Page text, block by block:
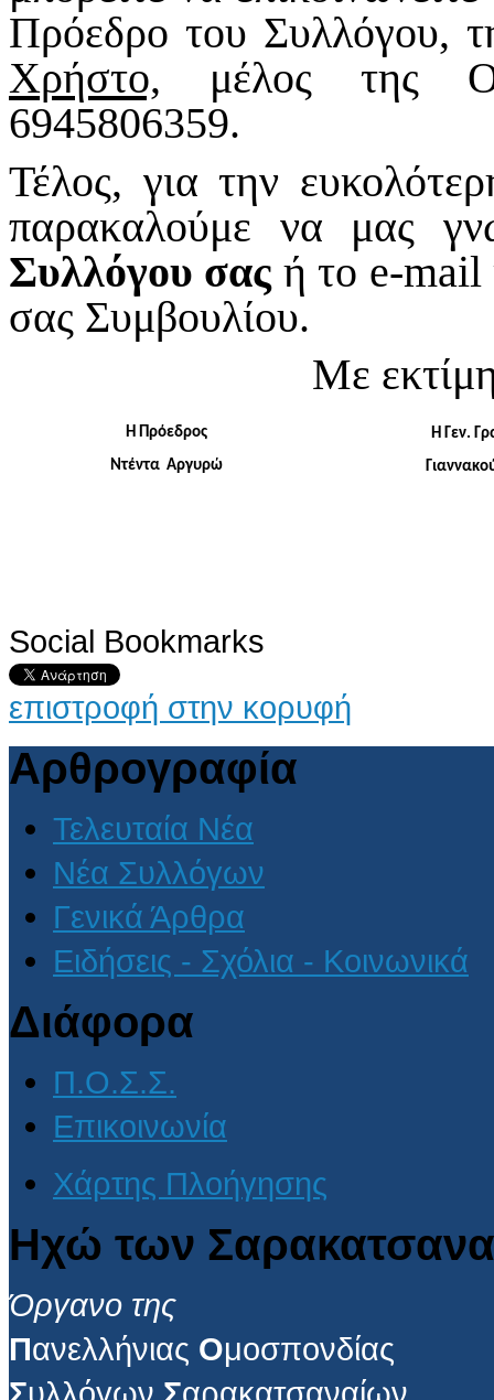
Πρόεδρο του Συλλόγου,
Χρήστο, μέλος της
6945806359.
Τέλος, για την
παρακαλούμε να μας
Συλλόγου σας ή το e-mail
σας Συμβουλίου.
Με
Η Πρόεδρος
Ντέντα Αργυρώ
Η Γεν.
Social Bookmarks
επιστροφή στην κορυφή
Αρθρογραφία
Τελευταία Νέα
Νέα Συλλόγων
Γενικά Άρθρα
Ειδήσεις - Σχόλια - Κοινωνικά
Διάφορα
Π.Ο.Σ.Σ.
Επικοινωνία
Χάρτης Πλοήγησης
Ηχώ των
Όργανο της
Πανελλήνιας Ομοσπονδίας
Συλλόγων Σαρακατσαναίων